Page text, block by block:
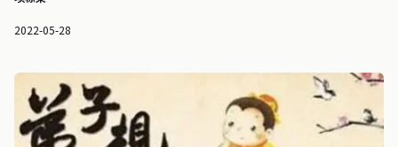
2022-05-28